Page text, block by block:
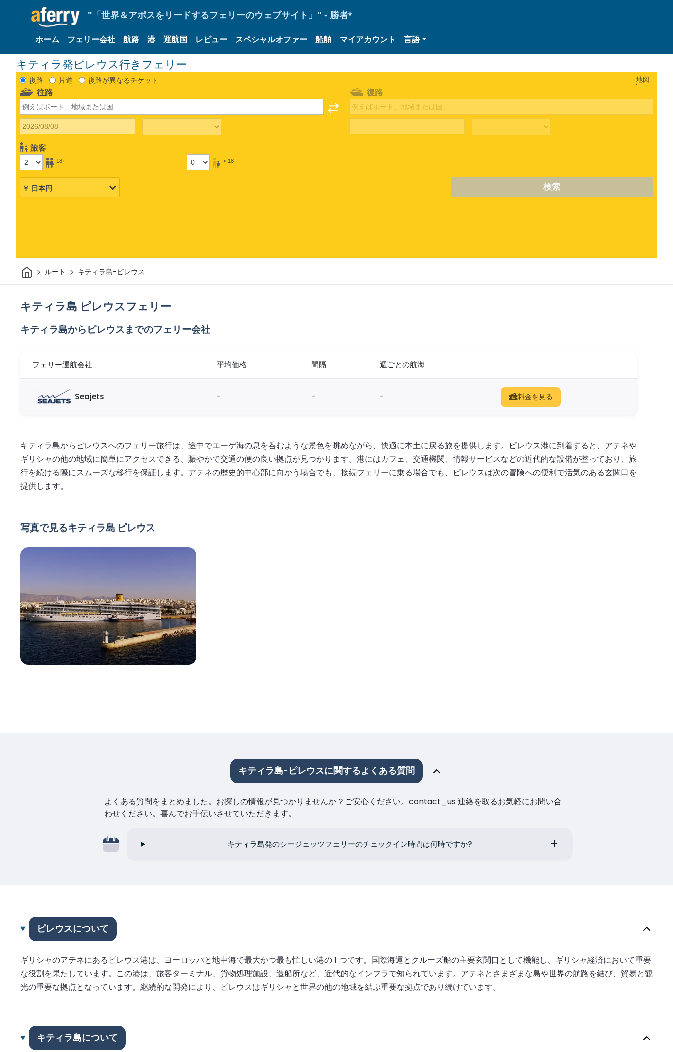
"「世界＆アポスをリードするフェリーのウェブサイト」" - 勝者*
ホーム フェリー会社 航路 港 運航国 レビュー スペシャルオファー 船舶 マイアカウント 言語
キティラ発ピレウス行きフェリー
復路 片道 復路が異なるチケット 地図
往路
旅客
18+ < 18
復路
検索
家 ルート キティラ島-ピレウス
キティラ島 ピレウスフェリー
キティラ島からピレウスまでのフェリー会社
フェリー運航会社 平均価格 間隔 週ごとの航海
Seajets - - - 料金を見る
キティラ島からピレウスへのフェリー旅行は、途中でエーゲ海の息を呑むような景色を眺めながら、快適に本土に戻る旅を提供します。ピレウス港に到着すると、アテネや
ギリシャの他の地域に簡単にアクセスできる、賑やかで交通の便の良い拠点が見つかります。港にはカフェ、交通機関、情報サービスなどの近代的な設備が整っており、旅
行を続ける際にスムーズな移行を保証します。アテネの歴史的中心部に向かう場合でも、接続フェリーに乗る場合でも、ピレウスは次の冒険への便利で活気のある玄関口を
提供します。
写真で見るキティラ島 ピレウス
キティラ島-ピレウスに関するよくある質問
よくある質問をまとめました。お探しの情報が見つかりませんか？ご安心ください。contact_us 連絡を取るお気軽にお問い合
わせください。喜んでお手伝いさせていただきます。
キティラ島発のシージェッツフェリーのチェックイン時間は何時ですか?
ピレウスについて
ギリシャのアテネにあるピレウス港は、ヨーロッパと地中海で最大かつ最も忙しい港の 1 つです。国際海運とクルーズ船の主要玄関口として機能し、ギリシャ経済において重要
な役割を果たしています。この港は、旅客ターミナル、貨物処理施設、造船所など、近代的なインフラで知られています。アテネとさまざまな島や世界の航路を結び、貿易と観
光の重要な拠点となっています。継続的な開発により、ピレウスはギリシャと世界の他の地域を結ぶ重要な拠点であり続けています。
キティラ島について